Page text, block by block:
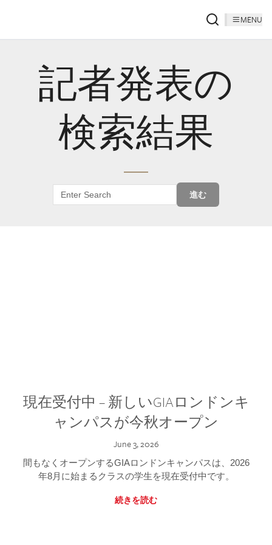
MENU
記者発表の
検索結果
進む
現在受付中 – 新しいGIAロンドンキ
ャンパスが今秋オープン
June 3, 2026
間もなくオープンするGIAロンドンキャンパスは、2026
年8月に始まるクラスの学生を現在受付中です。
続きを読む